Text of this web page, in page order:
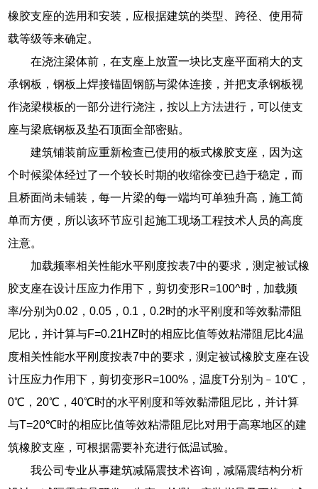
橡胶支座的选用和安装，应根据建筑的类型、跨径、使用荷
载等级等来确定。
在浇注梁体前，在支座上放置一块比支座平面稍大的支
承钢板，钢板上焊接锚固钢筋与梁体连接，并把支承钢板视
作浇梁模板的一部分进行浇注，按以上方法进行，可以使支
座与梁底钢板及垫石顶面全部密贴。
建筑铺装前应重新检查已使用的板式橡胶支座，因为这
个时候梁体经过了一个较长时期的收缩徐变已趋于稳定，而
且桥面尚未铺装，每一片梁的每一端均可单独升高，施工简
单而方便，所以该环节应引起施工现场工程技术人员的高度
注意。
加载频率相关性能水平刚度按表7中的要求，测定被试橡
胶支座在设计压应力作用下，剪切变形R=100^时，加载频
率/分别为0.02，0.05，0.1，0.2时的水平刚度和等效黏滞阻
尼比，并计算与F=0.21HZ时的相应比值等效粘滞阻尼比4温
度相关性能水平刚度按表7中的要求，测定被试橡胶支座在设
计压应力作用下，剪切变形R=100%，温度T分别为﹣10℃，
0℃，20℃，40℃时的水平刚度和等效黏滞阻尼比，并计算
与T=20℃时的相应比值等效粘滞阻尼比对用于高寒地区的建
筑橡胶支座，可根据需要补充进行低温试验。
我公司专业从事建筑减隔震技术咨询，减隔震结构分析